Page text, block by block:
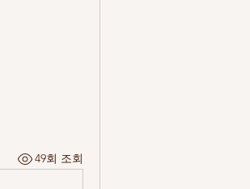
49회 조회